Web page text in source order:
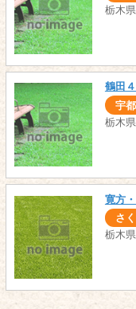
栃木
鶴田
宇
栃木
寛方
さ
栃木